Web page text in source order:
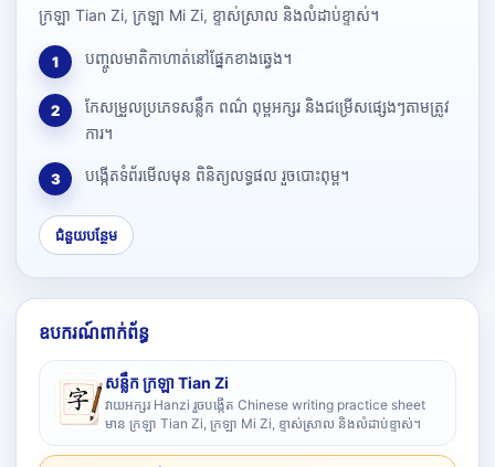
ក្រឡា Tian Zi, ក្រឡា Mi Zi, ខ្ទាស់ស្រាល និងលំដាប់ខ្ទាស់។
1 បញ្ចូលមាតិកាហាត់នៅផ្នែកខាងឆ្វេង។
2
កែសម្រួលប្រភេទសន្លឹក ពណ៌ ពុម្ពអក្សរ និងជម្រើសផ្សេងៗតាមត្រូវ
ការ។
3 បង្កើតទំព័រមើលមុន ពិនិត្យលទ្ធផល រួចបោះពុម្ព។
ជំនួយបន្ថែម
ឧបករណ៍ពាក់ព័ន្ធ
សន្លឹក ក្រឡា Tian Zi
វាយអក្សរ Hanzi រួចបង្កើត Chinese writing practice sheet
មាន ក្រឡា Tian Zi, ក្រឡា Mi Zi, ខ្ទាស់ស្រាល និងលំដាប់ខ្ទាស់។